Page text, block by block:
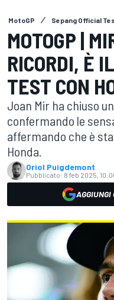
MotoGP Sepang Official
MOTOGP |
RICORDI, È
TEST CON
Joan Mir ha chiuso
confermando le
affermando che è
Honda.
Oriol Puigdemont
Pubblicato: 8 feb 2025,
AGGIUNGI